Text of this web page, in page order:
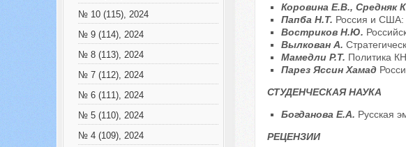
№ 10 (115), 2024
№ 9 (114), 2024
№ 8 (113), 2024
№ 7 (112), 2024
№ 6 (111), 2024
№ 5 (110), 2024
№ 4 (109), 2024
Коровина Е.В.,
Папба Н.Т. Россия и США:
Востриков Н.Ю.
Вылкован А.
Мамедли Р.Т. Политика
Парез Яссин Хамад
СТУДЕНЧЕСКАЯ НАУКА
Богданова Е.А. Русская
РЕЦЕНЗИИ